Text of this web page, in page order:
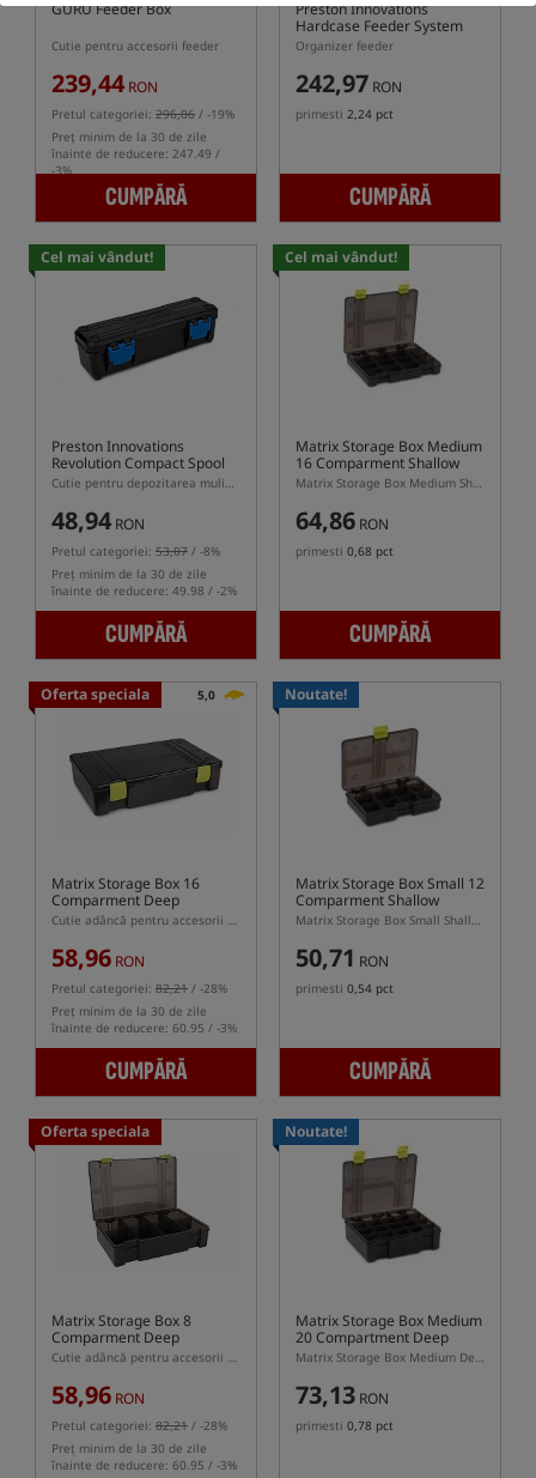
GURU Feeder Box
Cutie pentru accesorii feeder
239,44 RON
Pretul categoriei: 296,06 / -19%
Preț minim de la 30 de zile
înainte de reducere: 247.49 /
-3%
CUMPĂRĂ
Preston Innovations
Hardcase Feeder System
Organizer feeder
242,97 RON
primesti 2,24 pct
CUMPĂRĂ
Cel mai vândut!
Preston Innovations
Revolution Compact Spool
Box
Cutie pentru depozitarea mulinetelor Revolution sau a accesoriilor mici
48,94 RON
Pretul categoriei: 53,07 / -8%
Preț minim de la 30 de zile
înainte de reducere: 49.98 / -2%
CUMPĂRĂ
Cel mai vândut!
Matrix Storage Box Medium
16 Comparment Shallow
Matrix Storage Box Medium Shallow 16 Compartment – cutie medie pentru accesorii de pescuit
64,86 RON
primesti 0,68 pct
CUMPĂRĂ
Oferta speciala 5,0
Matrix Storage Box 16
Comparment Deep
Cutie adâncă pentru accesorii cu 16 compartimente
58,96 RON
Pretul categoriei: 82,21 / -28%
Preț minim de la 30 de zile
înainte de reducere: 60.95 / -3%
CUMPĂRĂ
Noutate!
Matrix Storage Box Small 12
Comparment Shallow
Matrix Storage Box Small Shallow 12 Compartment – cutie mică pentru accesorii de pescuit
50,71 RON
primesti 0,54 pct
CUMPĂRĂ
Oferta speciala
Matrix Storage Box 8
Comparment Deep
Cutie adâncă pentru accesorii cu 8 compartimente
58,96 RON
Pretul categoriei: 82,21 / -28%
Preț minim de la 30 de zile
înainte de reducere: 60.95 / -3%
Noutate!
Matrix Storage Box Medium
20 Compartment Deep
Matrix Storage Box Medium Deep 20 Compartment – cutie adâncă pentru accesorii de pescuit
73,13 RON
primesti 0,78 pct